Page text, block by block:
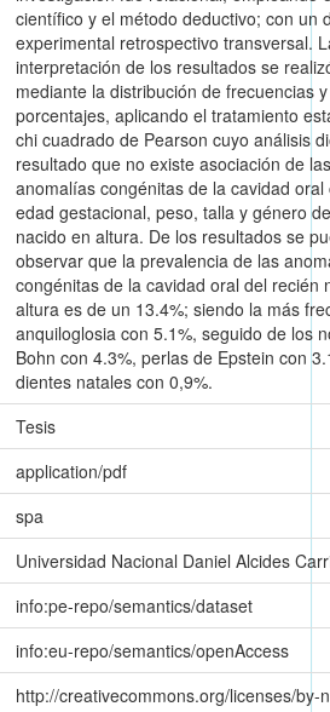
científico y el método deductivo; con un
experimental retrospectivo transversal.
interpretación de los resultados se
mediante la distribución de frecuencias y
porcentajes, aplicando el tratamiento
chi cuadrado de Pearson cuyo análisis
resultado que no existe asociación de las
anomalías congénitas de la cavidad oral
edad gestacional, peso, talla y género
nacido en altura. De los resultados se
observar que la prevalencia de las
congénitas de la cavidad oral del recién
altura es de un 13.4%; siendo la más
anquiloglosia con 5.1%, seguido de los
Bohn con 4.3%, perlas de Epstein con
dientes natales con 0,9%.
Tesis
application/pdf
spa
Universidad Nacional Daniel Alcides
info:pe-repo/semantics/dataset
info:eu-repo/semantics/openAccess
http://creativecommons.org/licenses/by-